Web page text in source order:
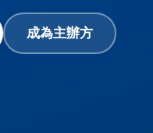
成為主辦方